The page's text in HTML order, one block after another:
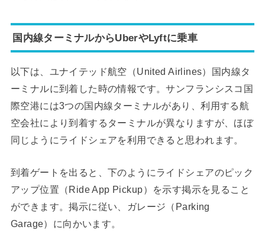
国内線ターミナルからUberやLyftに乗車
以下は、ユナイテッド航空（United Airlines）国内線タ
ーミナルに到着した時の情報です。サンフランシスコ国
際空港には3つの国内線ターミナルがあり、利用する航
空会社により到着するターミナルが異なりますが、ほぼ
同じようにライドシェアを利用できると思われます。
到着ゲートを出ると、下のようにライドシェアのピック
アップ位置（Ride App Pickup）を示す掲示を見ること
ができます。掲示に従い、ガレージ（Parking
Garage）に向かいます。